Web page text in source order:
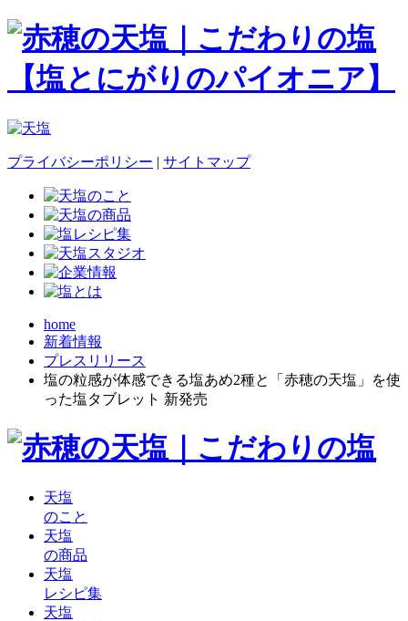
プライバシーポリシー | サイトマップ
home
新着情報
プレスリリース
塩の粒感が体感できる塩あめ2種と「赤穂の天塩」を使
った塩タブレット 新発売
天塩
のこと
天塩
の商品
天塩
レシピ集
天塩